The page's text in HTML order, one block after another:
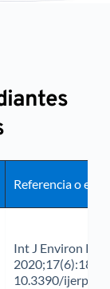
Referencia o
Int J Environ
10.3390/